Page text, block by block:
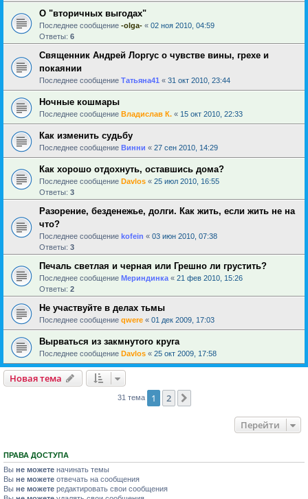
О "вторичных выгодах"
Последнее сообщение -olga- « 02 ноя 2010, 04:59
Ответы: 6
Священник Андрей Лоргус о чувстве вины, грехе и
покаянии
Последнее сообщение Татьяна41 « 31 окт 2010, 23:44
Ночные кошмары
Последнее сообщение Владислав К. « 15 окт 2010, 22:33
Как изменить судьбу
Последнее сообщение Винни « 27 сен 2010, 14:29
Как хорошо отдохнуть, оставшись дома?
Последнее сообщение Davlos « 25 июл 2010, 16:55
Ответы: 3
Разорение, безденежье, долги. Как жить, если жить не на
что?
Последнее сообщение kofein « 03 июн 2010, 07:38
Ответы: 3
Печаль светлая и черная или Грешно ли грустить?
Последнее сообщение Мериндинка « 21 фев 2010, 15:26
Ответы: 2
Не участвуйте в делах тьмы
Последнее сообщение qwere « 01 дек 2009, 17:03
Вырваться из закмнутого круга
Последнее сообщение Davlos « 25 окт 2009, 17:58
Новая тема
31 тема 1 2
Перейти
ПРАВА ДОСТУПА
Вы не можете начинать темы
Вы не можете отвечать на сообщения
Вы не можете редактировать свои сообщения